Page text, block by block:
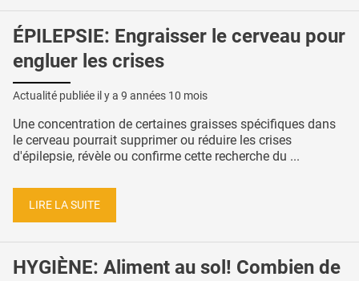
ÉPILEPSIE: Engraisser le cerveau pour
engluer les crises
Actualité publiée il y a 9 années 10 mois
Une concentration de certaines graisses spécifiques dans
le cerveau pourrait supprimer ou réduire les crises
d'épilepsie, révèle ou confirme cette recherche du ...
LIRE LA SUITE
HYGIÈNE: Aliment au sol! Combien de